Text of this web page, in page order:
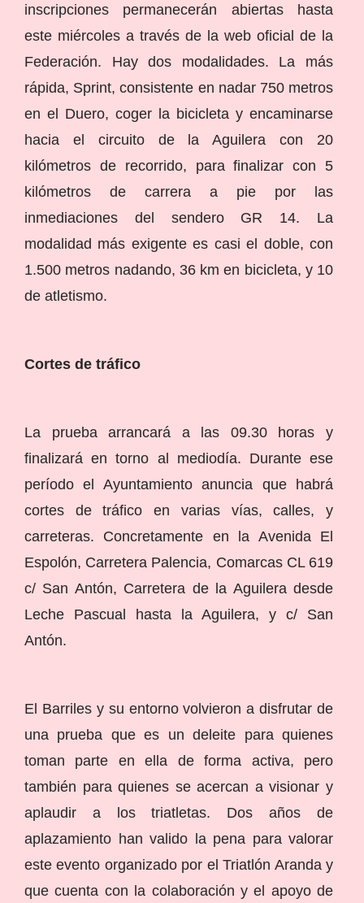
inscripciones permanecerán abiertas hasta
este miércoles a través de la web oficial de la
Federación. Hay dos modalidades. La más
rápida, Sprint, consistente en nadar 750 metros
en el Duero, coger la bicicleta y encaminarse
hacia el circuito de la Aguilera con 20
kilómetros de recorrido, para finalizar con 5
kilómetros de carrera a pie por las
inmediaciones del sendero GR 14. La
modalidad más exigente es casi el doble, con
1.500 metros nadando, 36 km en bicicleta, y 10
de atletismo.
Cortes de tráfico
La prueba arrancará a las 09.30 horas y
finalizará en torno al mediodía. Durante ese
período el Ayuntamiento anuncia que habrá
cortes de tráfico en varias vías, calles, y
carreteras. Concretamente en la Avenida El
Espolón, Carretera Palencia, Comarcas CL 619
c/ San Antón, Carretera de la Aguilera desde
Leche Pascual hasta la Aguilera, y c/ San
Antón.
El Barriles y su entorno volvieron a disfrutar de
una prueba que es un deleite para quienes
toman parte en ella de forma activa, pero
también para quienes se acercan a visionar y
aplaudir a los triatletas. Dos años de
aplazamiento han valido la pena para valorar
este evento organizado por el Triatlón Aranda y
que cuenta con la colaboración y el apoyo de